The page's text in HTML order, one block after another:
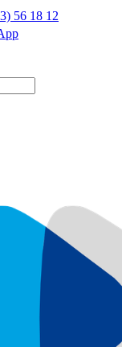
56 18 12